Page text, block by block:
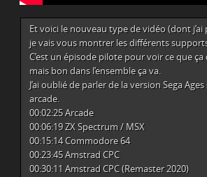
Et voici le nouveau type de vidéo (dont
je vais vous montrer les différents
C’est un épisode pilote pour voir ce que
mais bon dans l’ensemble ça va.
J’ai oublié de parler de la version Sega
arcade.
00:02:25 Arcade
00:06:19 ZX Spectrum / MSX
00:15:14 Commodore 64
00:23:45 Amstrad CPC
00:30:11 Amstrad CPC (Remaster 2020)